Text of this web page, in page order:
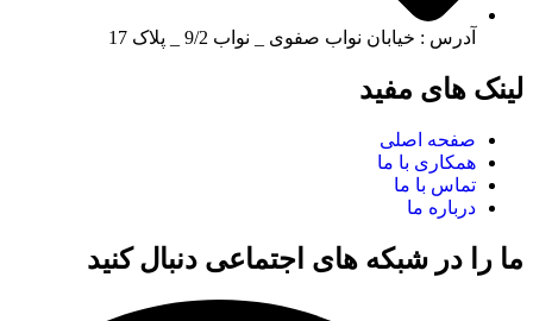
آدرس : خیابان نواب صفوی _ نواب 9/2 _ پلاک 17
لینک های مفید
صفحه اصلی
همکاری با ما
تماس با ما
درباره ما
ما را در شبکه های اجتماعی دنبال کنید